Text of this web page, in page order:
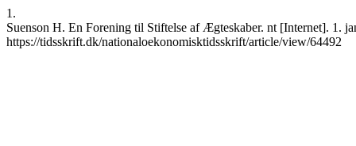
1.
Suenson H. En Forening til Stiftelse af Ægteskaber. nt [Internet]. 1.
https://tidsskrift.dk/nationaloekonomisktidsskrift/article/view/64492